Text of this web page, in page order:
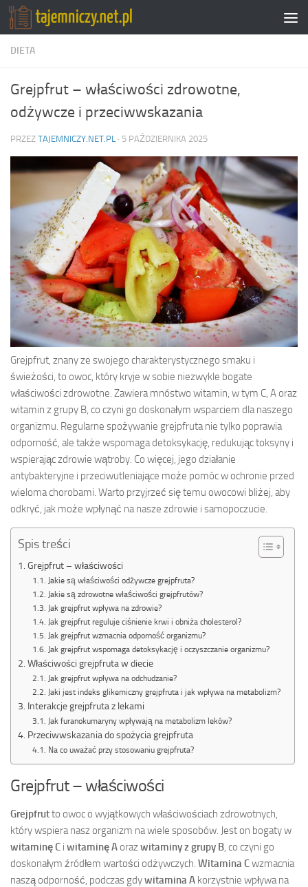
Przejdź do treści
DIETA
Grejpfrut – właściwości zdrowotne,
odżywcze i przeciwwskazania
PRZEZ TAJEMNICZY.NET.PL · 5 PAŹDZIERNIKA 2025
Grejpfrut, znany ze swojego charakterystycznego smaku i
świeżości, to owoc, który kryje w sobie niezwykle bogate
właściwości zdrowotne. Zawiera mnóstwo witamin, w tym C, A oraz
witamin z grupy B, co czyni go doskonałym wsparciem dla naszego
organizmu. Regularne spożywanie grejpfruta nie tylko poprawia
odporność, ale także wspomaga detoksykację, redukując toksyny i
wspierając zdrowie wątroby. Co więcej, jego działanie
antybakteryjne i przeciwutleniające może pomóc w ochronie przed
wieloma chorobami. Warto przyjrzeć się temu owocowi bliżej, aby
odkryć, jak może wpłynąć na nasze zdrowie i samopoczucie.
Spis treści
Grejpfrut – właściwości
Jakie są właściwości odżywcze grejpfruta?
Jakie są zdrowotne właściwości grejpfrutów?
Jak grejpfrut wpływa na zdrowie?
Jak grejpfrut reguluje ciśnienie krwi i obniża cholesterol?
Jak grejpfrut wzmacnia odporność organizmu?
Jak grejpfrut wspomaga detoksykację i oczyszczanie organizmu?
Właściwości grejpfruta w diecie
Jak grejpfrut wpływa na odchudzanie?
Jaki jest indeks glikemiczny grejpfruta i jak wpływa na metabolizm?
Interakcje grejpfruta z lekami
Jak furanokumaryny wpływają na metabolizm leków?
Przeciwwskazania do spożycia grejpfruta
Na co uważać przy stosowaniu grejpfruta?
Grejpfrut – właściwości
Grejpfrutto owoc o wyjątkowych właściwościach zdrowotnych,
który wspiera nasz organizm na wiele sposobów. Jest on bogaty w
witaminę C i witaminę Aorazwitaminy z grupy B, co czyni go
doskonałym źródłem wartości odżywczych. Witamina Cwzmacnia
naszą odporność, podczas gdywitamina A korzystnie wpływa na